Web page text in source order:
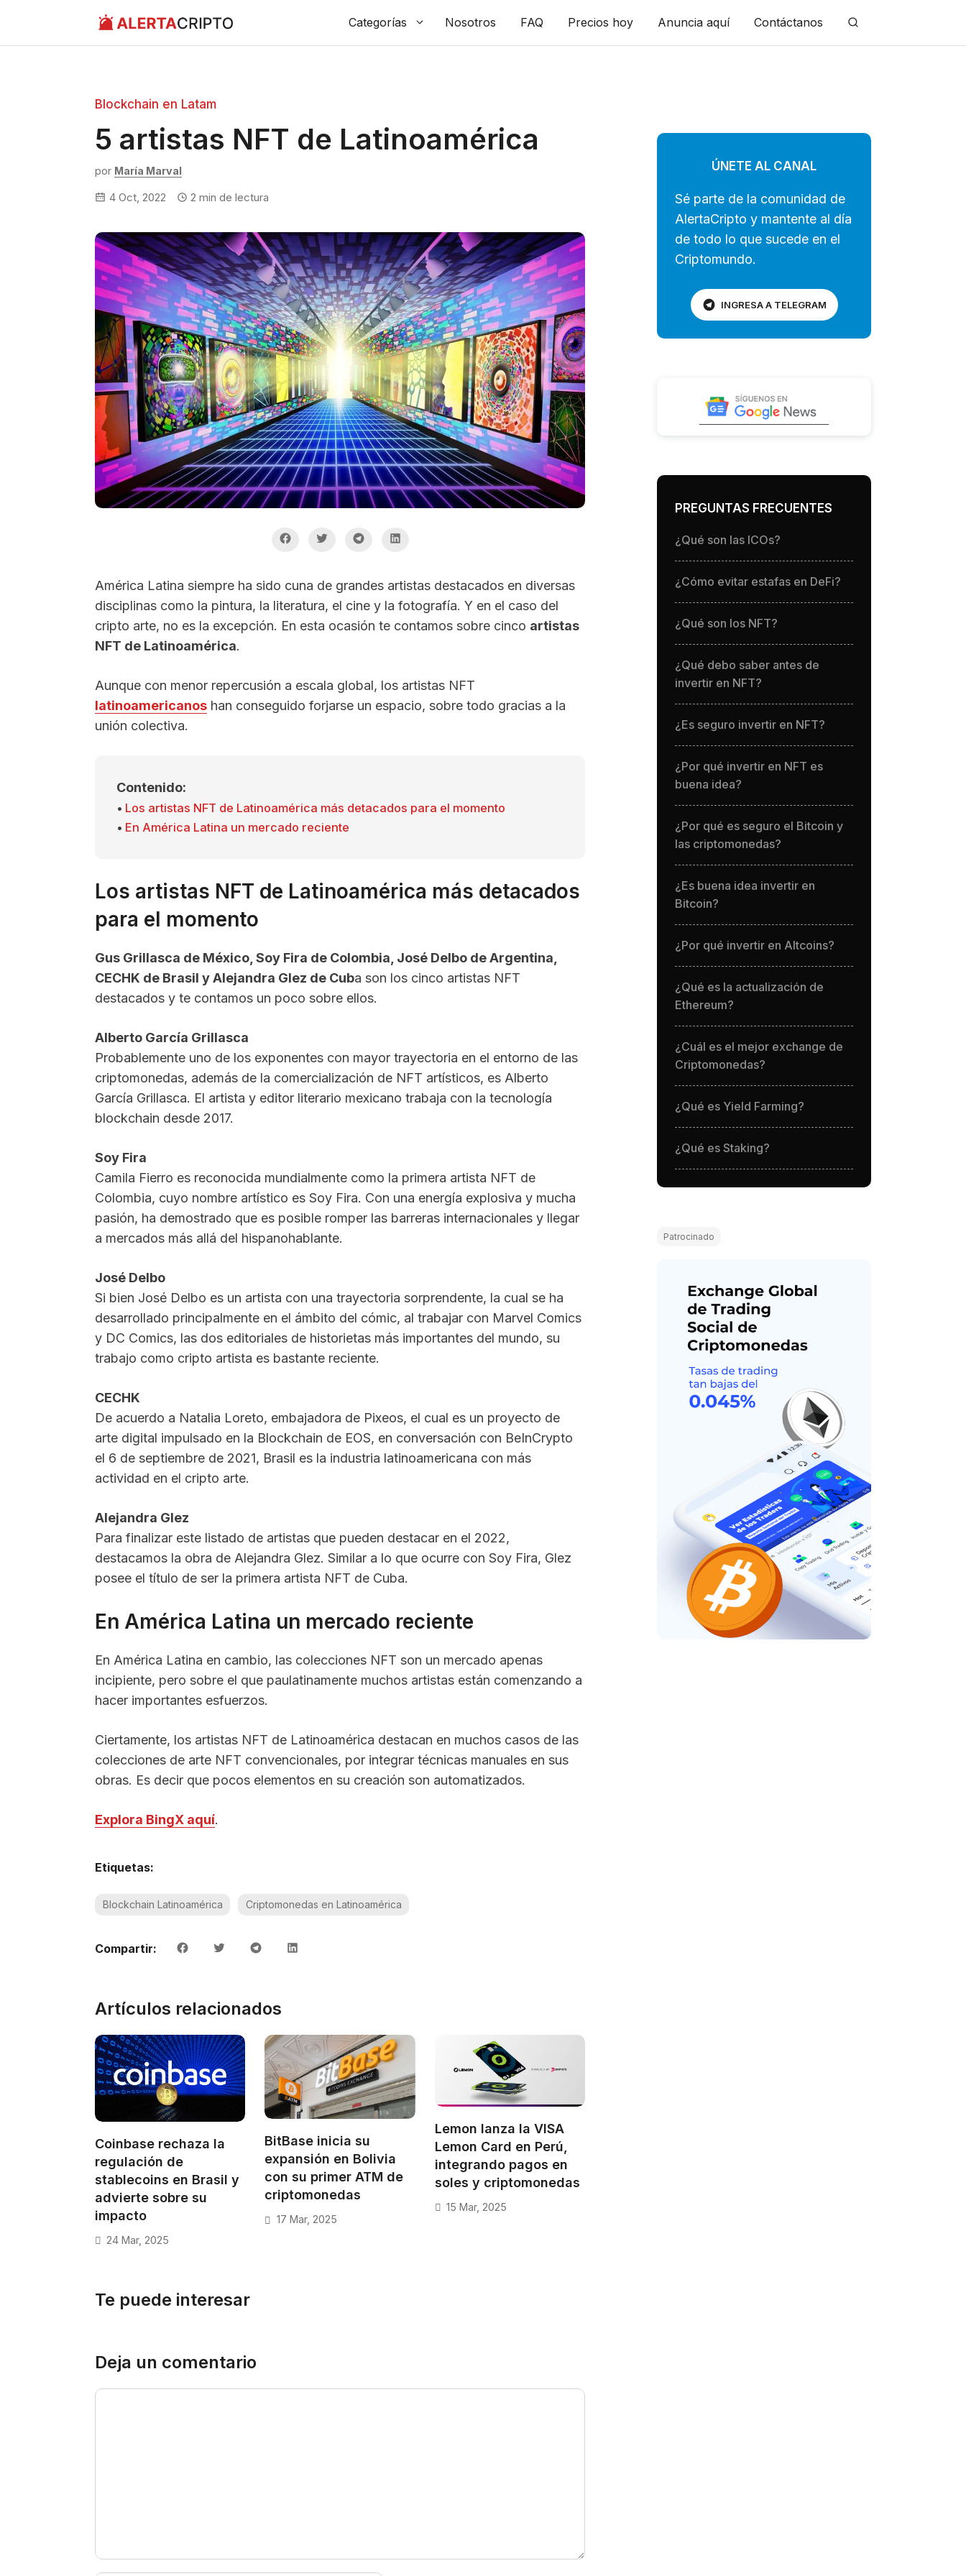
contenido
Categorías Nosotros FAQ Precios hoy Anuncia aquí Contáctanos
Blockchain en Latam
5 artistas NFT de Latinoamérica
por María Marval
4 Oct, 2022 2 min de lectura
América Latina siempre ha sido cuna de grandes artistas destacados en diversas
disciplinas como la pintura, la literatura, el cine y la fotografía. Y en el caso del
cripto arte, no es la excepción. En esta ocasión te contamos sobre cinco artistas
NFT de Latinoamérica.
Aunque con menor repercusión a escala global, los artistas NFT
latinoamericanos han conseguido forjarse un espacio, sobre todo gracias a la
unión colectiva.
Contenido:
Los artistas NFT de Latinoamérica más detacados para el momento
En América Latina un mercado reciente
Los artistas NFT de Latinoamérica más detacados
para el momento
Gus Grillasca de México, Soy Fira de Colombia, José Delbo de Argentina,
CECHK de Brasil y Alejandra Glez de Cuba son los cinco artistas NFT
destacados y te contamos un poco sobre ellos.
Alberto García Grillasca
Probablemente uno de los exponentes con mayor trayectoria en el entorno de las
criptomonedas, además de la comercialización de NFT artísticos, es Alberto
García Grillasca. El artista y editor literario mexicano trabaja con la tecnología
blockchain desde 2017.
Soy Fira
Camila Fierro es reconocida mundialmente como la primera artista NFT de
Colombia, cuyo nombre artístico es Soy Fira. Con una energía explosiva y mucha
pasión, ha demostrado que es posible romper las barreras internacionales y llegar
a mercados más allá del hispanohablante.
José Delbo
Si bien José Delbo es un artista con una trayectoria sorprendente, la cual se ha
desarrollado principalmente en el ámbito del cómic, al trabajar con Marvel Comics
y DC Comics, las dos editoriales de historietas más importantes del mundo, su
trabajo como cripto artista es bastante reciente.
CECHK
De acuerdo a Natalia Loreto, embajadora de Pixeos, el cual es un proyecto de
arte digital impulsado en la Blockchain de EOS, en conversación con BeInCrypto
el 6 de septiembre de 2021, Brasil es la industria latinoamericana con más
actividad en el cripto arte.
Alejandra Glez
Para finalizar este listado de artistas que pueden destacar en el 2022,
destacamos la obra de Alejandra Glez. Similar a lo que ocurre con Soy Fira, Glez
posee el título de ser la primera artista NFT de Cuba.
En América Latina un mercado reciente
En América Latina en cambio, las colecciones NFT son un mercado apenas
incipiente, pero sobre el que paulatinamente muchos artistas están comenzando a
hacer importantes esfuerzos.
Ciertamente, los artistas NFT de Latinoamérica destacan en muchos casos de las
colecciones de arte NFT convencionales, por integrar técnicas manuales en sus
obras. Es decir que pocos elementos en su creación son automatizados.
Explora BingX aquí.
Etiquetas:
Blockchain Latinoamérica Criptomonedas en Latinoamérica
Compartir:
Artículos relacionados
Coinbase rechaza la
regulación de
stablecoins en Brasil y
advierte sobre su
impacto
24 Mar, 2025
BitBase inicia su
expansión en Bolivia
con su primer ATM de
criptomonedas
17 Mar, 2025
Lemon lanza la VISA
Lemon Card en Perú,
integrando pagos en
soles y criptomonedas
15 Mar, 2025
Te puede interesar
Deja un comentario
Comentario
ÚNETE AL CANAL
Sé parte de la comunidad de
AlertaCripto y mantente al día
de todo lo que sucede en el
Criptomundo.
INGRESA A TELEGRAM
PREGUNTAS FRECUENTES
¿Qué son las ICOs?
¿Cómo evitar estafas en DeFi?
¿Qué son los NFT?
¿Qué debo saber antes de
invertir en NFT?
¿Es seguro invertir en NFT?
¿Por qué invertir en NFT es
buena idea?
¿Por qué es seguro el Bitcoin y
las criptomonedas?
¿Es buena idea invertir en
Bitcoin?
¿Por qué invertir en Altcoins?
¿Qué es la actualización de
Ethereum?
¿Cuál es el mejor exchange de
Criptomonedas?
¿Qué es Yield Farming?
¿Qué es Staking?
Patrocinado